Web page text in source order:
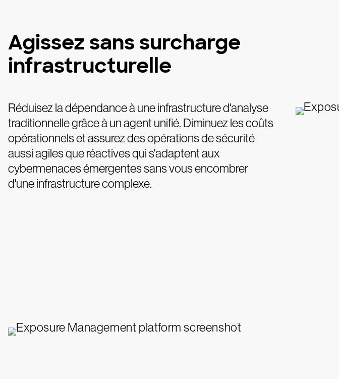
Agissez sans surcharge
infrastructurelle
Réduisez la dépendance à une infrastructure d'analyse
traditionnelle grâce à un agent unifié. Diminuez les coûts
opérationnels et assurez des opérations de sécurité
aussi agiles que réactives qui s'adaptent aux
cybermenaces émergentes sans vous encombrer
d'une infrastructure complexe.